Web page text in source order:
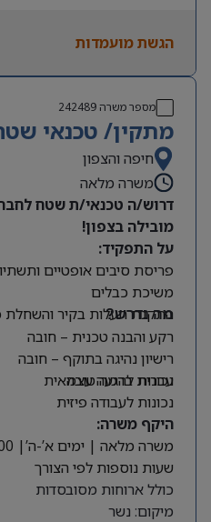
היקף משרה:
משרה מלאה | ימים: א’-ה’ | שעות:
תנאים:
רכב צמוד וטלפון סלולרי
שכר גבוה
מיקום: קדימה צורן
הגשת מועמדות
מספר משרה242489
מתקין/ טכנאי
חיפה והצפון
משרה מלאה
דרוש/ה טכנאי/ת שטח
מובילה בצפון!
על התפקיד:
פריסת סיבים אופטיים
משיכת כבלים
התקנת תעלות בקיר
מה נדרש?
רקע והבנה טכנית – חובה
רישיון נהיגה בתוקף – חובה
עברית ברמה טובה
נכונות להגעה עצמאית
נכונות לעבודה פיזית
היקף משרה:
משרה מלאה | ימים א’-ה’| 07:00–17:00
שעות נוספות לפי הצורך
כולל ארוחות מסובסדות
מיקום: נשר